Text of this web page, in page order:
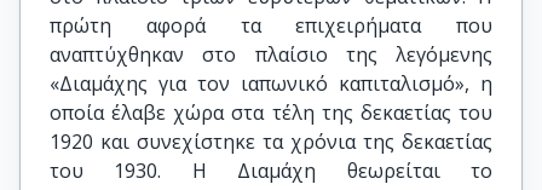
πρώτη αφορά τα επιχειρήματα που
αναπτύχθηκαν στο πλαίσιο της λεγόμενης
«Διαμάχης για τον ιαπωνικό καπιταλισμό», η
οποία έλαβε χώρα στα τέλη της δεκαετίας του
1920 και συνεχίστηκε τα χρόνια της δεκαετίας
του 1930. Η Διαμάχη θεωρείται το